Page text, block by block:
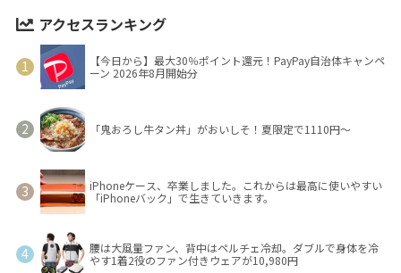
アクセスランキング
【今日から】最大30％ポイント還元！PayPay自治体キャンペ
ーン 2026年8月開始分
「鬼おろし牛タン丼」がおいしそ！夏限定で1110円～
iPhoneケース、卒業しました。これからは最高に使いやすい
「iPhoneバック」で生きていきます。
腰は大風量ファン、背中はペルチェ冷却。ダブルで身体を冷
やす1着2役のファン付きウェアが10,980円